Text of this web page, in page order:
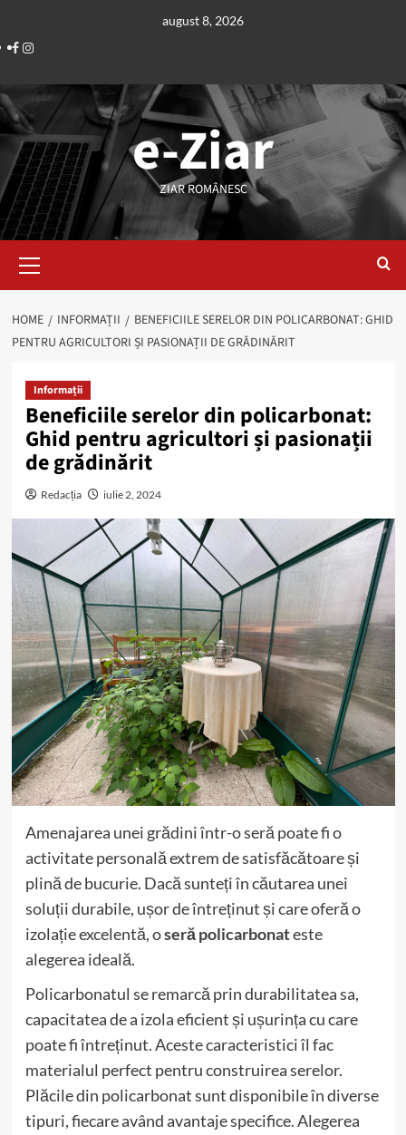
content
august 8, 2026
Facebook
Instagram
e-Ziar
ZIAR ROMÂNESC
Menu
HOME INFORMAȚII
BENEFICIILE SERELOR DIN POLICARBONAT: GHID
PENTRU AGRICULTORI ȘI PASIONAȚII DE GRĂDINĂRIT
Informații
Beneficiile serelor din policarbonat:
Ghid pentru agricultori și pasionații
de grădinărit
Redacția iulie 2, 2024
Amenajarea unei grădini într-o seră poate fi o
activitate personală extrem de satisfăcătoare și
plină de bucurie. Dacă sunteți în căutarea unei
soluții durabile, ușor de întreținut și care oferă o
izolație excelentă, oseră policarbonateste
alegerea ideală.
Policarbonatul se remarcă prin durabilitatea sa,
capacitatea de a izola eficient și ușurința cu care
poate fi întreținut. Aceste caracteristici îl fac
materialul perfect pentru construirea serelor.
Plăcile din policarbonat sunt disponibile în diverse
tipuri, fiecare având avantaje specifice. Alegerea